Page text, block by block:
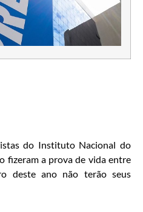
do Instituto Nacional do
fizeram a prova de vida entre
deste ano não terão seus